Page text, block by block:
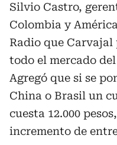
Silvio Castro,
Colombia y
Radio que Carvajal
todo el mercado
Agregó que si se
China o Brasil un
cuesta 12.000
incremento de entre